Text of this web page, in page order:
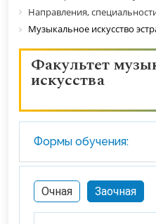
Направления,
Музыкальное искусство
Факультет
искусства
Формы обучения:
Очная Заочная